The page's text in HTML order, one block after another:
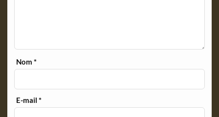
Nom*
E-mail*